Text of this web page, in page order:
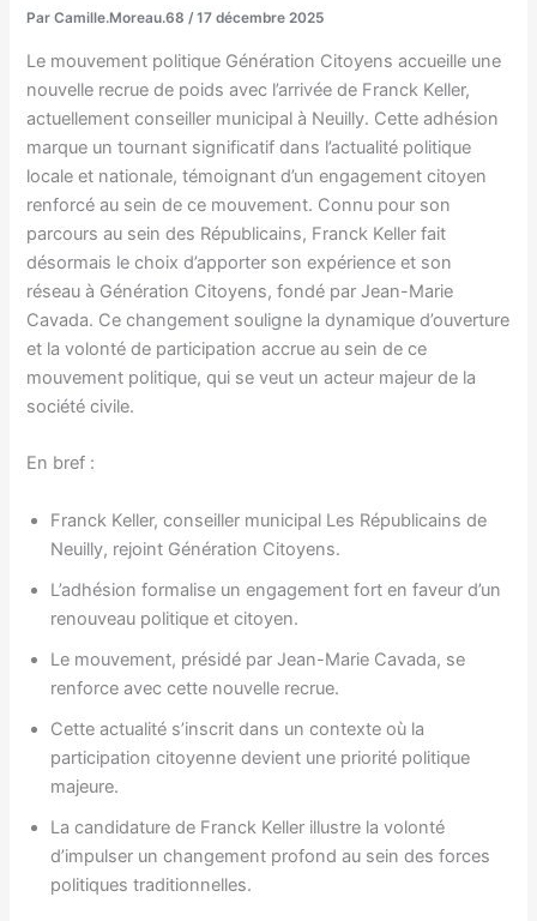
ParCamille.Moreau.68/17 décembre 2025
Le mouvement politique Génération Citoyens accueille une
nouvelle recrue de poids avec l’arrivée de Franck Keller,
actuellement conseiller municipal à Neuilly. Cette adhésion
marque un tournant significatif dans l’actualité politique
locale et nationale, témoignant d’un engagement citoyen
renforcé au sein de ce mouvement. Connu pour son
parcours au sein des Républicains, Franck Keller fait
désormais le choix d’apporter son expérience et son
réseau à Génération Citoyens, fondé par Jean-Marie
Cavada. Ce changement souligne la dynamique d’ouverture
et la volonté de participation accrue au sein de ce
mouvement politique, qui se veut un acteur majeur de la
société civile.
En bref :
Franck Keller, conseiller municipal Les Républicains de
Neuilly, rejoint Génération Citoyens.
L’adhésion formalise un engagement fort en faveur d’un
renouveau politique et citoyen.
Le mouvement, présidé par Jean-Marie Cavada, se
renforce avec cette nouvelle recrue.
Cette actualité s’inscrit dans un contexte où la
participation citoyenne devient une priorité politique
majeure.
La candidature de Franck Keller illustre la volonté
d’impulser un changement profond au sein des forces
politiques traditionnelles.